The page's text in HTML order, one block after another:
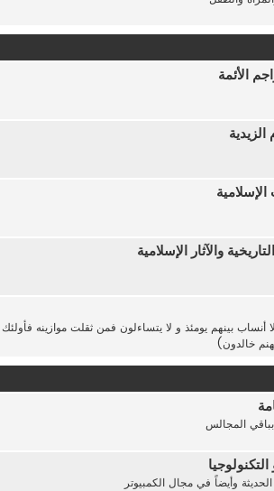
الأئمة
والآثار الإسلامية
أنساب بينهم يومئذ و لا يتساءلون فمن ثقلت موازينه
خالدون)
بباقي المجالس
وأيضاً في مجال الكمبيوتر